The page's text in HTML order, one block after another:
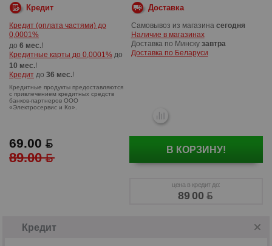
Кредит
Кредит (оплата частями) до
0,0001%
до 6 мес.!
Кредитные карты до 0,0001% до
10 мес.!
Кредит до 36 мес.!
Доставка
Самовывоз из магазина сегодня
Наличие в магазинах
Доставка по Минску завтра
Доставка по Беларуси
69.00
89.00
В КОРЗИНУ!
цена в кредит до:
89.00
Кредит